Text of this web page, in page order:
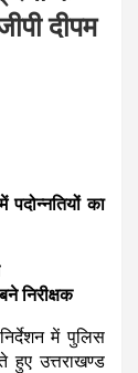
दीपम
पदोन्नतियों का
निरीक्षक
में पुलिस
हुए उत्तराखण्ड